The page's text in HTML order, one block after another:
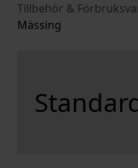
Tillbehör &
Mässing